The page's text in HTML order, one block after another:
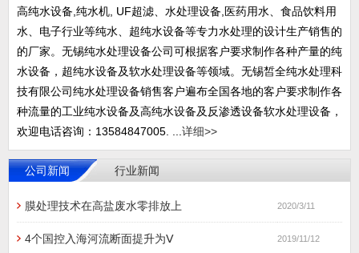
高纯水设备,纯水机, UF超滤、水处理设备,医药用水、食品饮料用
水、电子行业等纯水、超纯水设备等专力水处理的设计生产销售的
的厂家。无锡纯水处理设备公司可根据客户要求制作各种产量的纯
水设备，超纯水设备及软水处理设备等领域。无锡皙全纯水处理科
技有限公司纯水处理设备销售客户遍布全国各地的客户要求制作各
种流量的工业纯水设备及高纯水设备及反渗透设备软水处理设备，
欢迎电话咨询：13584847005. ... 详细>>
公司新闻 行业新闻
膜处理技术在高盐废水零排放上 2020/3/11
4个国控入海河流断面提升为Ⅴ 2019/11/12